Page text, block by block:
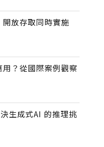
放存取同時實施
？從國際案例觀察
生成式AI 的推理挑